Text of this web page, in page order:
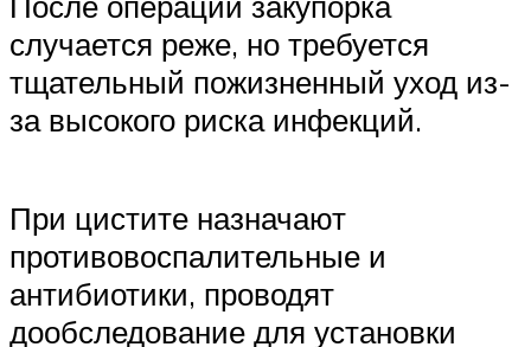
случается реже, но требуется
тщательный пожизненный уход из-
за высокого риска инфекций.
При цистите назначают
противовоспалительные и
антибиотики, проводят
дообследование для установки